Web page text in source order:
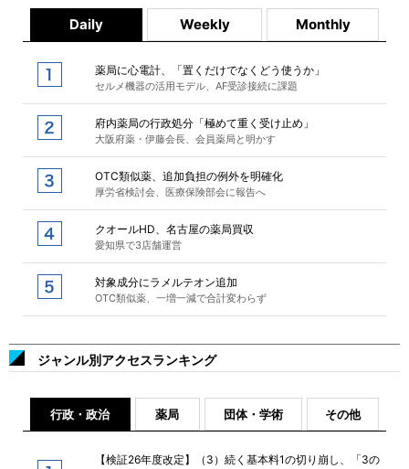
Daily Weekly Monthly
薬局に心電計、「置くだけでなくどう使うか」
セルメ機器の活用モデル、AF受診接続に課題
府内薬局の行政処分「極めて重く受け止め」
大阪府薬・伊藤会長、会員薬局と明かす
OTC類似薬、追加負担の例外を明確化
厚労省検討会、医療保険部会に報告へ
クオールHD、名古屋の薬局買収
愛知県で3店舗運営
対象成分にラメルテオン追加
OTC類似薬、一増一減で合計変わらず
ジャンル別アクセスランキング
行政・政治 薬局 団体・学術 その他
【検証26年度改定】（3）続く基本料1の切り崩し、「3の